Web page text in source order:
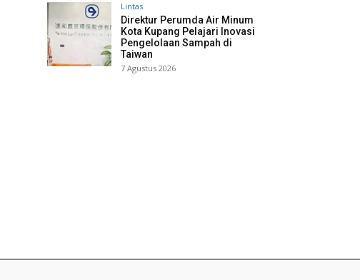
Lintas
Direktur Perumda Air Minum
Kota Kupang Pelajari Inovasi
Pengelolaan Sampah di
Taiwan
7 Agustus 2026